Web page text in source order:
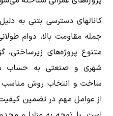
کانالهای دسترسی بتنی به
جمله مقاومت بالا، دوام
متنوع پروژه‌های زیرساختی،
شهری و صنعتی به حساب
ساخت و انتخاب روش مناسب
از عوامل مهم در تضمین